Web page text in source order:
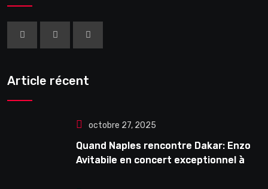
Article récent
octobre 27, 2025
Quand Naples rencontre Dakar: Enzo
Avitabile en concert exceptionnel à